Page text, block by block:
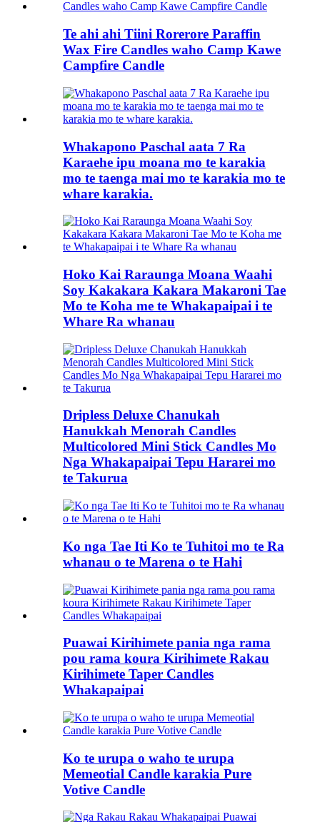
Te ahi ahi Tiini Rorerore Paraffin
Wax Fire Candles waho Camp Kawe
Campfire Candle
Whakapono Paschal aata 7 Ra
Karaehe ipu moana mo te karakia
mo te taenga mai mo te karakia mo te
whare karakia.
Hoko Kai Raraunga Moana Waahi
Soy Kakakara Kakara Makaroni Tae
Mo te Koha me te Whakapaipai i te
Whare Ra whanau
Dripless Deluxe Chanukah
Hanukkah Menorah Candles
Multicolored Mini Stick Candles Mo
Nga Whakapaipai Tepu Hararei mo
te Takurua
Ko nga Tae Iti Ko te Tuhitoi mo te Ra
whanau o te Marena o te Hahi
Puawai Kirihimete pania nga rama
pou rama koura Kirihimete Rakau
Kirihimete Taper Candles
Whakapaipai
Ko te urupa o waho te urupa
Memeotial Candle karakia Pure
Votive Candle